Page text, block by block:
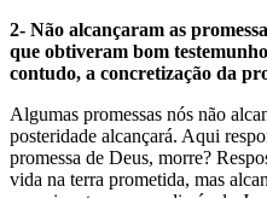
2- Não alcançaram as
que obtiveram bom
contudo, a concretização da
Algumas promessas nós não
posteridade alcançará. Aqui
promessa de Deus, morre?
vida na terra prometida, mas